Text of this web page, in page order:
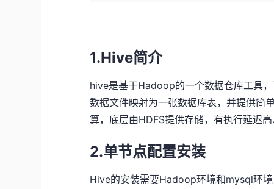
1.Hive简介
hive是基于Hadoop的一个数据仓库工具
数据文件映射为一张数据库表，并提供简
算，底层由HDFS提供存储，有执行延迟
2.单节点配置安装
Hive的安装需要Hadoop环境和mysql环境